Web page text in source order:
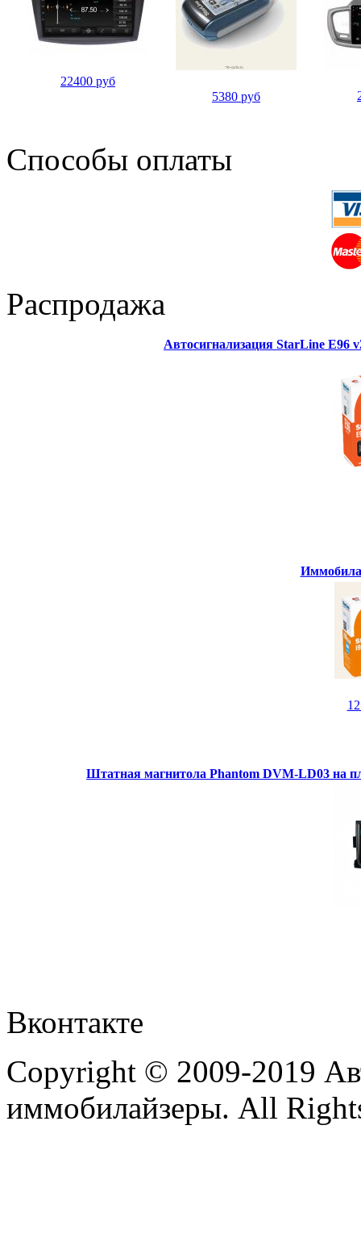
22400 руб
5380 руб
Способы оплаты
Распродажа
Автосигнализация StarLine E96
Штатная магнитола Phantom DVM-LD03 на
Вконтакте
Copyright © 2009-2019
иммобилайзеры. All